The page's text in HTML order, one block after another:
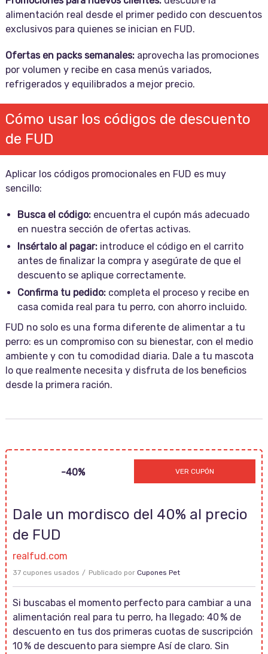
alimentación real desde el primer pedido con descuentos
exclusivos para quienes se inician en FUD.
Ofertas en packs semanales:aprovecha las promociones
por volumen y recibe en casa menús variados,
refrigerados y equilibrados a mejor precio.
Cómo usar los códigos de descuento
de FUD
Aplicar los códigos promocionales en FUD es muy
sencillo:
Busca el código:encuentra el cupón más adecuado
en nuestra sección de ofertas activas.
Insértalo al pagar:introduce el código en el carrito
antes de finalizar la compra y asegúrate de que el
descuento se aplique correctamente.
Confirma tu pedido:completa el proceso y recibe en
casa comida real para tu perro, con ahorro incluido.
FUD no solo es una forma diferente de alimentar a tu
perro: es un compromiso con su bienestar, con el medio
ambiente y con tu comodidad diaria. Dale a tu mascota
lo que realmente necesita y disfruta de los beneficios
desde la primera ración.
-40% VER CUPÓN
Dale un mordisco del 40% al precio
de FUD
realfud.com
37 cupones usados Publicado por Cupones Pet
Si buscabas el momento perfecto para cambiar a una
alimentación real para tu perro, ha llegado: 40 % de
descuento en tus dos primeras cuotas de suscripción
10 % de descuento para siempre Así de claro. Sin